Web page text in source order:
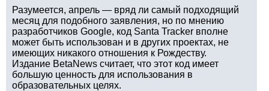
Разумеется, апрель — вряд ли самый подходящий
месяц для подобного заявления, но по мнению
разработчиков Google, код Santa Tracker вполне
может быть использован и в других проектах, не
имеющих никакого отношения к Рождеству.
Издание BetaNews считает, что этот код имеет
большую ценность для использования в
образовательных целях.